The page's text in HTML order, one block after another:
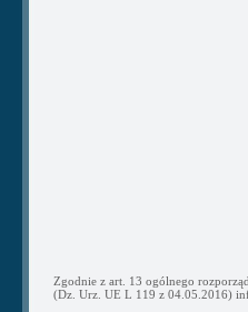
Zgodnie z art. 13 ogólnego
(Dz. Urz. UE L 119 z 04.05.2016)